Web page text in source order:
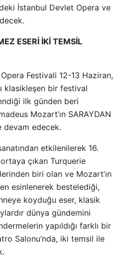
İstanbul Devlet Opera ve
ESERİ İKİ TEMSİL
Festivali 12-13 Haziran,
klasikleşen bir festival
ilk günden beri
Mozart’ın SARAYDAN
devam edecek.
etkilenilerek 16.
ortaya çıkan Turquerie
biri olan ve Mozart’ın
esinlenerek bestelediği,
koyduğu eser, klasik
dünya gündemini
yapıldığı farklı bir
Salonu’nda, iki temsil ile